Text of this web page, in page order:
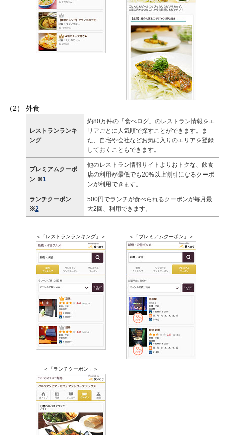
外食
レストランランキ
ング
約80万件の「食べログ」のレストラン情報をエ
リアごとに人気順で探すことができます。ま
た、自宅や会社などお気に入りのエリアを登録
しておくこともできます。
プレミアムクーポ
ン ※1
他のレストラン情報サイトよりおトクな、飲食
店の利用が最低でも20%以上割引になるクーポ
ンが利用できます。
ランチクーポン
※2
500円でランチが食べられるクーポンが毎月最
大2回、利用できます。
＜「レストランランキング」＞ ＜「プレミアムクーポン」＞
＜「ランチクーポン」＞